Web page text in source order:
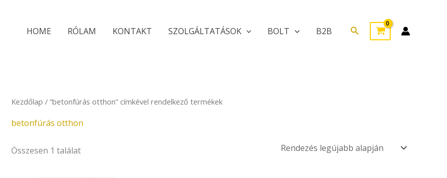
HOME RÓLAM KONTAKT SZOLGÁLTATÁSOK BOLT B2B Search
Kezdőlap / “betonfúrás otthon” címkével rendelkező termékek
betonfúrás otthon
Összesen 1 találat